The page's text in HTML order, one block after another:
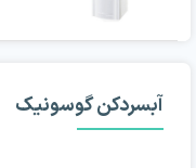
آبسردکن گوسونیک